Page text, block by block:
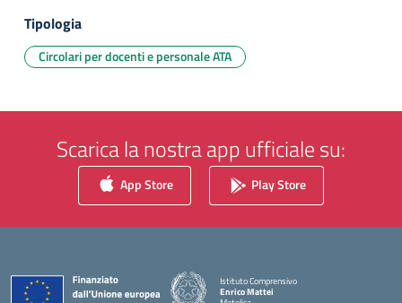
Tipologia
Circolari per docenti e personale ATA
Scarica la nostra app ufficiale su:
App Store Play Store
Istituto Comprensivo
Enrico Mattei